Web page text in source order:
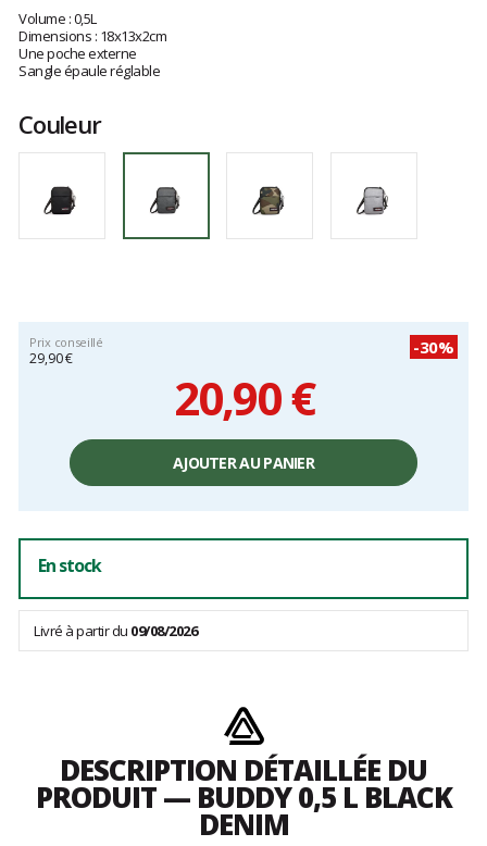
avis
clients
Volume : 0,5L
Dimensions : 18x13x2cm
Une poche externe
Sangle épaule réglable
Couleur
Prix conseillé
29,90 €
-30%
20,90 €
unitaire,
AJOUTER AU PANIER
En stock
Livré à partir du 09/08/2026
DESCRIPTION DÉTAILLÉE DU
PRODUIT — BUDDY 0,5 L BLACK
DENIM